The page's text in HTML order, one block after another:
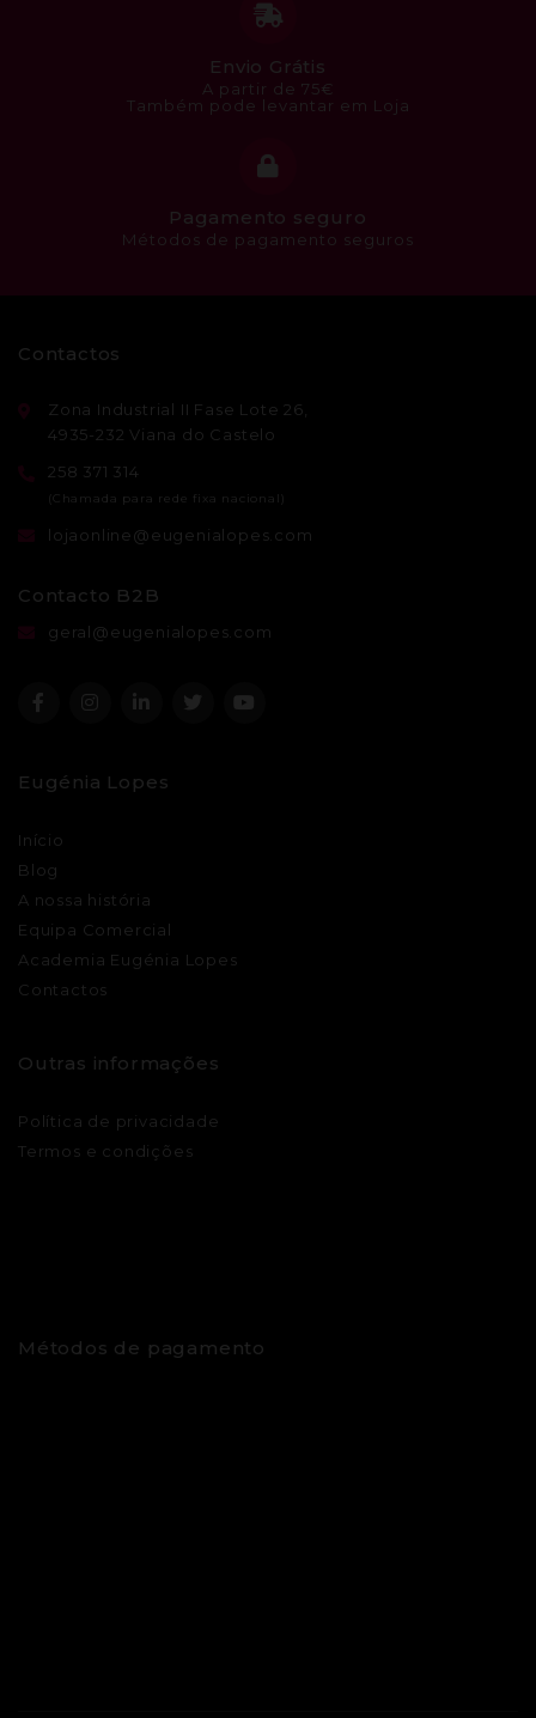
Envio Grátis
A partir de 75€
Também pode levantar em Loja
Pagamento seguro
Métodos de pagamento seguros
Contactos
Zona Industrial II Fase Lote 26,
4935-232 Viana do Castelo
258 371 314
lojaonline@eugenialopes.com
Contacto B2B
geral@eugenialopes.com
Eugénia Lopes
Início
Blog
A nossa história
Equipa Comercial
Academia Eugénia Lopes
Contactos
Outras informações
Política de privacidade
Termos e condições
Métodos de pagamento